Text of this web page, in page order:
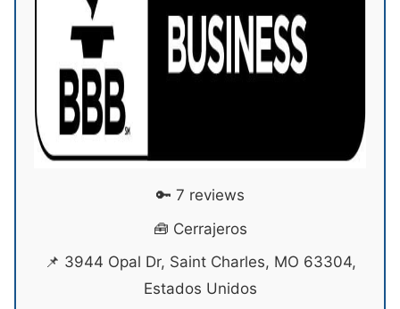
🔑 7 reviews
🧰 Cerrajeros
📌 3944 Opal Dr, Saint Charles, MO 63304,
Estados Unidos